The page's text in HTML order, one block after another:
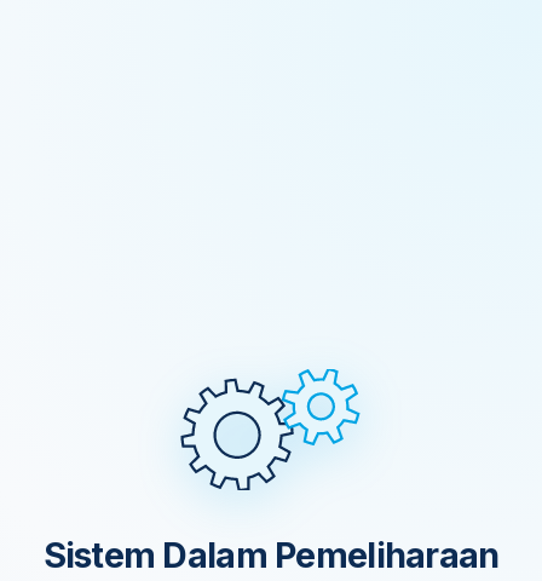
Sistem Dalam Pemeliharaan